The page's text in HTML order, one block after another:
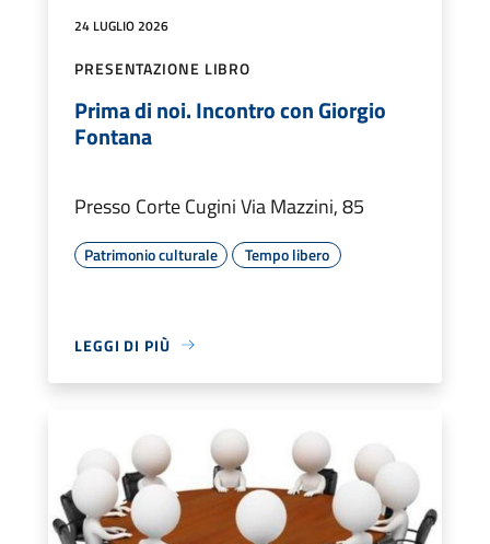
24 LUGLIO 2026
PRESENTAZIONE LIBRO
Prima di noi. Incontro con Giorgio
Fontana
Presso Corte Cugini Via Mazzini, 85
Patrimonio culturale Tempo libero
LEGGI DI PIÙ